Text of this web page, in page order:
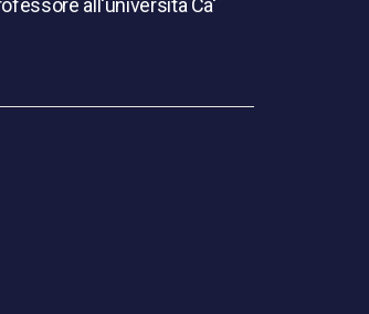
all'università Ca'